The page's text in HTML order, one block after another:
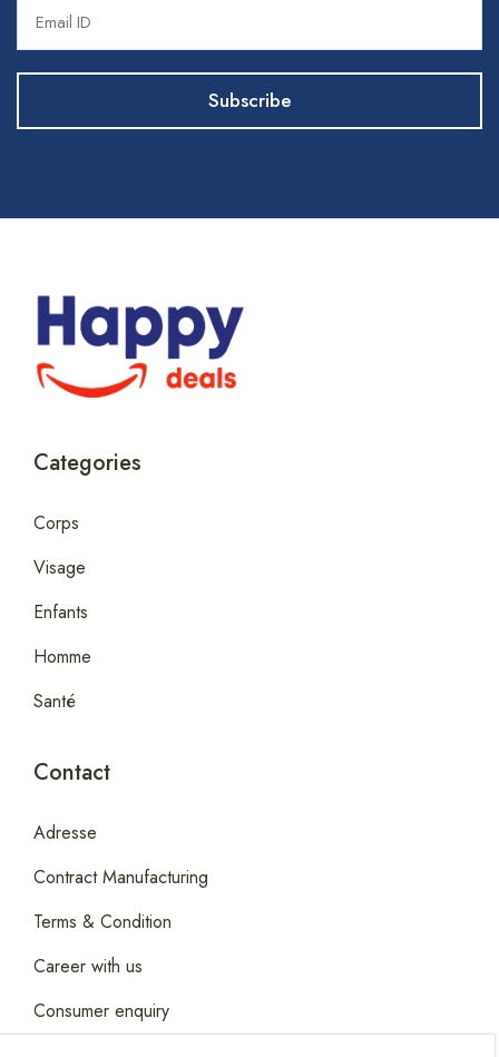
Categories
Corps
Visage
Enfants
Homme
Santé
Contact
Adresse
Contract Manufacturing
Terms & Condition
Career with us
Consumer enquiry